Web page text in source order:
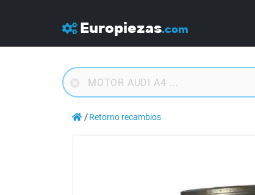
Europiezas.com
Retorno recambios